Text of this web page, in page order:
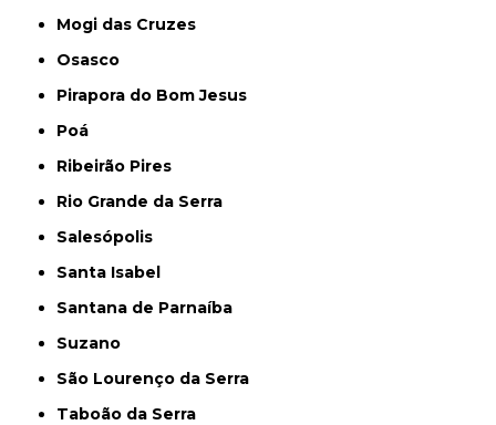
Mogi das Cruzes
Osasco
Pirapora do Bom Jesus
Poá
Ribeirão Pires
Rio Grande da Serra
Salesópolis
Santa Isabel
Santana de Parnaíba
Suzano
São Lourenço da Serra
Taboão da Serra